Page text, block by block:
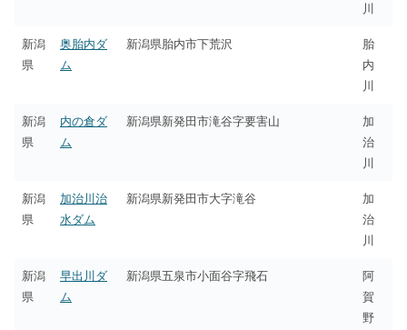
川
新潟
県
奥胎内ダ
ム
新潟県胎内市下荒沢
胎
内
川
新潟
県
内の倉ダ
ム
新潟県新発田市滝谷字要害山
加
治
川
新潟
県
加治川治
水ダム
新潟県新発田市大字滝谷
加
治
川
新潟
県
早出川ダ
ム
新潟県五泉市小面谷字飛石
阿
賀
野